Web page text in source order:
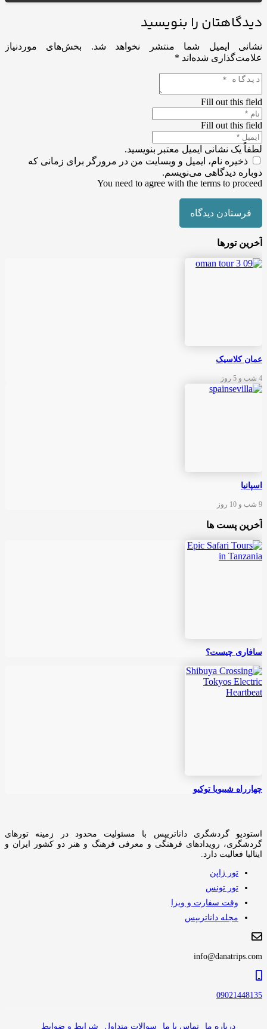
دیدگاهتان را بنویسید
نشانی ایمیل شما منتشر نخواهد شد.
بخش‌های موردنیاز
علامت‌گذاری شده‌اند *
Fill out this field
Fill out this field
لطفاً یک نشانی ایمیل معتبر بنویسید.
ذخیره نام، ایمیل و وبسایت من در مرورگر برای زمانی که
دوباره دیدگاهی می‌نویسم.
You need to agree with the terms to proceed
فرستادن دیدگاه
آخرین تورها
عمان کلاسیک
4 شب و 5 روز
اسپانیا
9 شب و 10 روز
آخرین پست ها
سافاری چیست؟
چهارراه شیبویا توکیو
استودیو گردشگری داناتریپس با مسئولیت محدود در زمینه تورهای
گردشگری، رویدادهای فرهنگی و معرفی فرهنگ و هنر دو کشور ایران و
ایتالیا فعالیت دارد.
تور ژاپن
تور تونس
وقت سفارت و ویزا
مجله داناتریپس
info@danatrips.com
09021448135
درباره ما تماس با ما سوالات متداول شرایط و ضوابط